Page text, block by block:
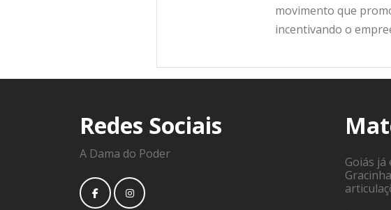
movimento que
incentivando o
Redes Sociais
A Dama do Poder
Goiás já